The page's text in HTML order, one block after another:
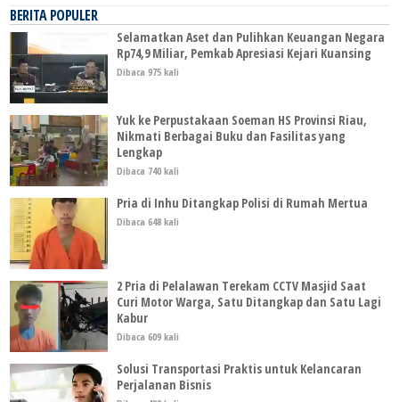
BERITA POPULER
Selamatkan Aset dan Pulihkan Keuangan Negara
Rp74,9 Miliar, Pemkab Apresiasi Kejari Kuansing
Dibaca 975 kali
Yuk ke Perpustakaan Soeman HS Provinsi Riau,
Nikmati Berbagai Buku dan Fasilitas yang
Lengkap
Dibaca 740 kali
Pria di Inhu Ditangkap Polisi di Rumah Mertua
Dibaca 648 kali
2 Pria di Pelalawan Terekam CCTV Masjid Saat
Curi Motor Warga, Satu Ditangkap dan Satu Lagi
Kabur
Dibaca 609 kali
Solusi Transportasi Praktis untuk Kelancaran
Perjalanan Bisnis